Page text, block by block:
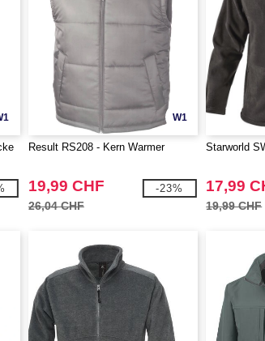
W1
Result RS208 - Kern Warmer
19,99 CHF
26,04 CHF
-23%
Starworld
17,99
19,99 CHF